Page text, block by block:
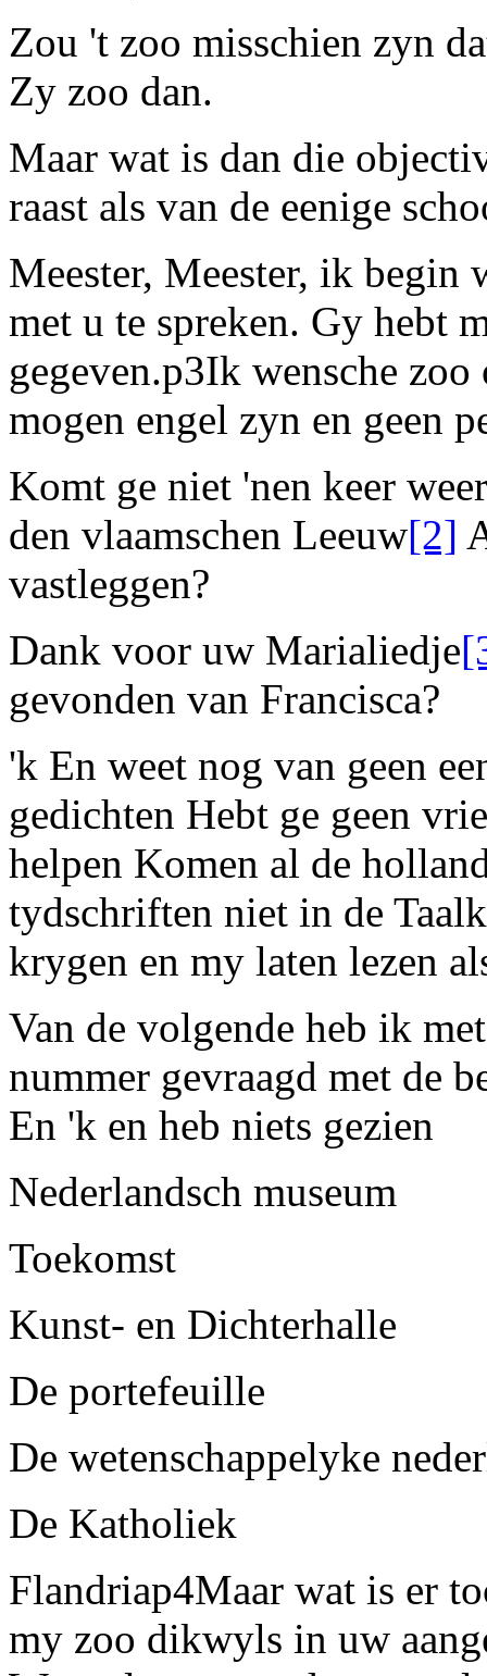
Zou 't zoo misschien zyn
Zy zoo dan.
Maar wat is dan die
raast als van de eenige
Meester, Meester, ik begin
met u te spreken. Gy hebt
gegeven.p3Ik wensche zoo
mogen engel zyn en geen
Komt ge niet 'nen keer
den vlaamschen Leeuw[2]
vastleggen?
Dank voor uw Marialiedje
gevonden van Francisca?
'k En weet nog van geen
gedichten Hebt ge geen
helpen Komen al de
tydschriften niet in de
krygen en my laten lezen
Van de volgende heb ik
nummer gevraagd met de
En 'k en heb niets gezien
Nederlandsch museum
Toekomst
Kunst- en Dichterhalle
De portefeuille
De wetenschappelyke
De Katholiek
Flandriap4Maar wat is er
my zoo dikwyls in uw